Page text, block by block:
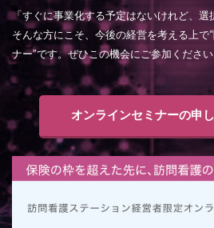
「すぐに事業化する予定はないけれど、
そんな方にこそ、今後の経営を考える上で
ナー”です。ぜひこの機会にご参加ください
オンラインセミナーの申